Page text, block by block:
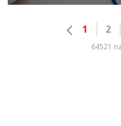
1 2
64521